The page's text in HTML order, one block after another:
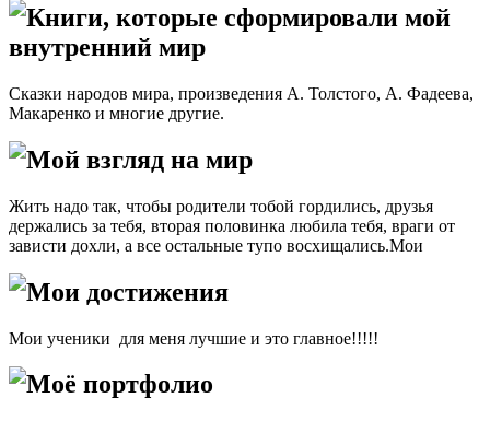
Книги, которые сформировали мой
внутренний мир
Сказки народов мира, произведения А. Толстого, А. Фадеева,
Макаренко и многие другие.
Мой взгляд на мир
Жить надо так, чтобы родители тобой гордились, друзья
держались за тебя, вторая половинка любила тебя, враги от
зависти дохли, а все остальные тупо восхищались.Мои
Мои достижения
Мои ученики для меня лучшие и это главное!!!!!
Моё портфолио